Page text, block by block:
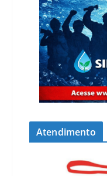
Atendimento